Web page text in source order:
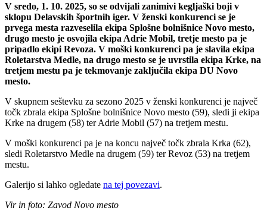
V sredo, 1. 10. 2025, so se odvijali zanimivi kegljaški boji v
sklopu Delavskih športnih iger. V ženski konkurenci se je
prvega mesta razveselila ekipa Splošne bolnišnice Novo mesto,
drugo mesto je osvojila ekipa Adrie Mobil, tretje mesto pa je
pripadlo ekipi Revoza. V moški konkurenci pa je slavila ekipa
Roletarstva Medle, na drugo mesto se je uvrstila ekipa Krke, na
tretjem mestu pa je tekmovanje zaključila ekipa DU Novo
mesto.
V skupnem seštevku za sezono 2025 v ženski konkurenci je največ
točk zbrala ekipa Splošne bolnišnice Novo mesto (59), sledi ji ekipa
Krke na drugem (58) ter Adrie Mobil (57) na tretjem mestu.
V moški konkurenci pa je na koncu največ točk zbrala Krka (62),
sledi Roletarstvo Medle na drugem (59) ter Revoz (53) na tretjem
mestu.
Galerijo si lahko ogledate na tej povezavi.
Vir in foto: Zavod Novo mesto